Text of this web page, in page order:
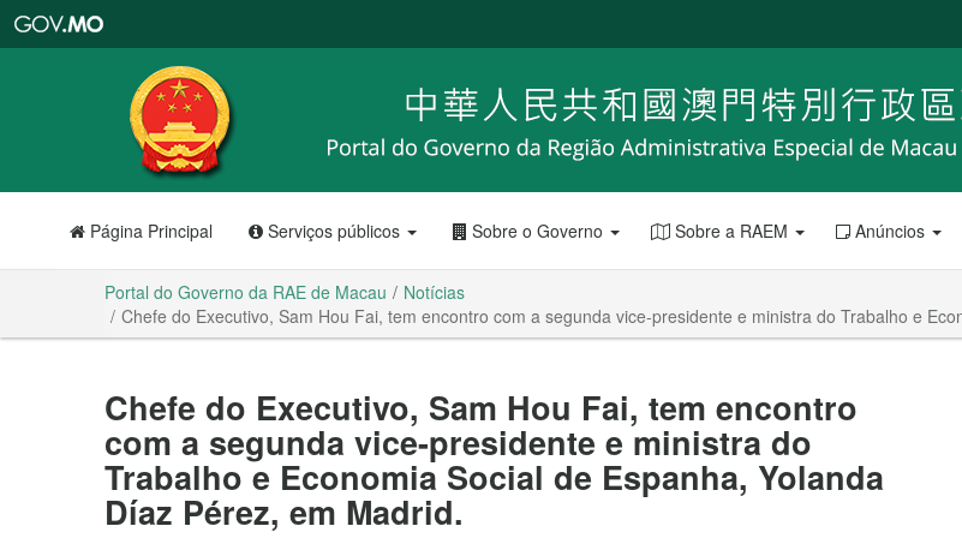
RAE
de
Macau
Página Principal Serviços públicos Sobre o Governo Sobre a RAEM Anúncios
Portal do Governo da RAE de Macau
Notícias
Chefe do Executivo, Sam Hou Fai, tem encontro com a segunda vice-presidente e ministra do Trabalho e
Chefe do Executivo, Sam Hou Fai, tem encontro
com a segunda vice-presidente e ministra do
Trabalho e Economia Social de Espanha, Yolanda
Díaz Pérez, em Madrid.